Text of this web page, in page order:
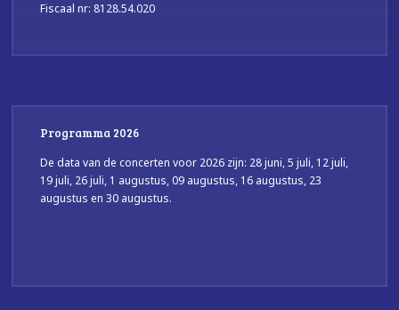
Fiscaal nr: 8128.54.020
Programma 2026
De data van de concerten voor 2026 zijn: 28 juni, 5 juli, 12 juli,
19 juli, 26 juli, 1 augustus, 09 augustus, 16 augustus, 23
augustus en 30 augustus.